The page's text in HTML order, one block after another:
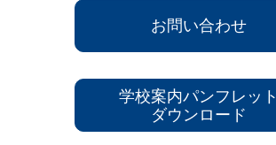
お問い合わせ
学校案内パンフレット
ダウンロード